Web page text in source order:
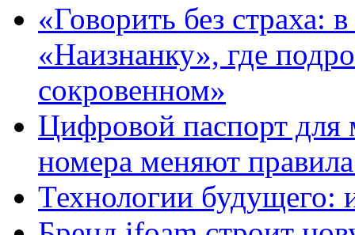
«Говорить без страха:
«Наизнанку», где
сокровенном»
Цифровой паспорт для
номера меняют
Технологии будущего: